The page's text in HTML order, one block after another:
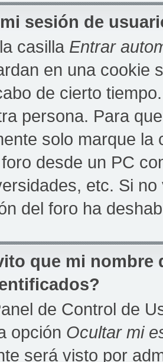
sesión de
casilla Entrar
en una cookie
de cierto
persona. Para
solo marque
desde un PC
etc. Si
del foro ha
que mi nombre
de Control de
opción Ocultar mi
será visto por